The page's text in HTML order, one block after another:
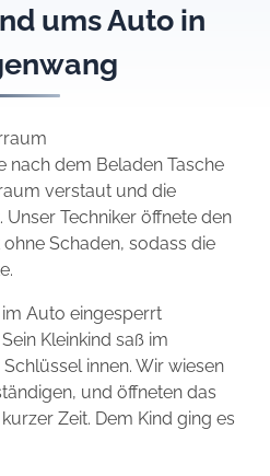
ums Auto in
nach dem Beladen Tasche
verstaut und die
Techniker öffnete den
Schaden, sodass die
Auto eingesperrt
Kleinkind saß im
innen. Wir wiesen
und öffneten das
Zeit. Dem Kind ging es